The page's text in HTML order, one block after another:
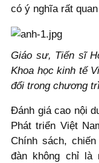
có ý nghĩa rất
Giáo sư, Tiến sĩ
Khoa học kinh tế
đổi trong chương
Đánh giá cao nội
Phát triển Việt
Chính sách,
đàn không chỉ là